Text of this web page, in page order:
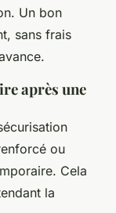
Un bon
sans frais
après une
ou
Cela
la